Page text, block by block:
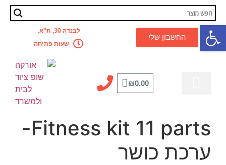
פתח סרגל נגישותהחשבון שלי
לבנדה 30, ת"א.
שעות פתיחה
₪0.00
Fitness kit 11 parts-
ערכת כושר